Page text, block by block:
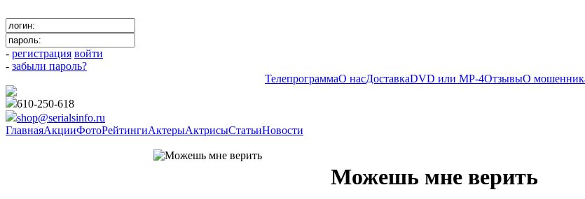
- регистрация войти
- забыли пароль?
ТелепрограммаО насДоставкаDVD или MP-4ОтзывыО
610-250-618
shop@serialsinfo.ru
ГлавнаяАкцииФотоРейтингиАктерыАктрисыСтатьиНовости
Можешь мне верить